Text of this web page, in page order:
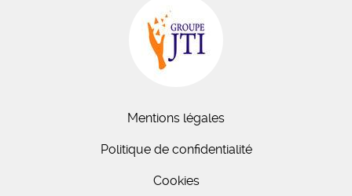
Mentions légales
Politique de confidentialité
Cookies